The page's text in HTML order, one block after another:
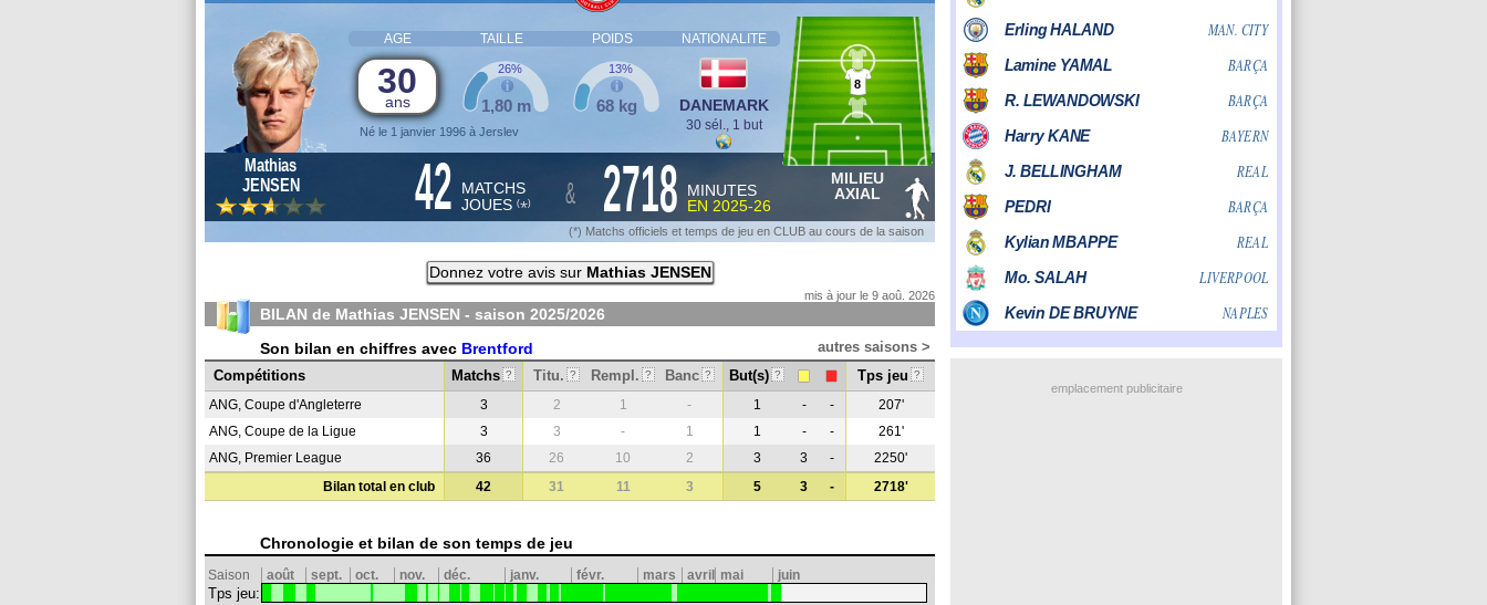
AGE TAILLE POIDS NATIONALITE
30
ans
Né le 1 janvier 1996 à Jerslev
1,80 m
26%
68 kg
13%
DANEMARK
30 sél., 1 but
8
Mathias
JENSEN
42 MATCHS
JOUES (*) & 2718
MINUTES
EN 2025-26
MILIEU
AXIAL
(*) Matchs officiels et temps de jeu en CLUB au cours de la saison
Donnez votre avis sur Mathias JENSEN
mis à jour le 9 aoû. 2026
BILAN de Mathias JENSEN - saison 2025/2026
Son bilan en chiffres avec Brentford
autres saisons >
Compétitions
Matchs ? Titu. ? Rempl. ? Banc ? But(s) ? Tps jeu ?
ANG, Coupe d'Angleterre 3 2 1 - 1 - -
207'
ANG, Coupe de la Ligue
3 3 - 1 1 - -
261'
ANG, Premier League
36 26 10 2 3 3 -
2250'
Bilan total en club
42 31 11 3 5 3 - 2718'
Chronologie et bilan de son temps de jeu
Saison août sept. oct. nov. déc. janv. févr. mars avril mai juin
Tps jeu:
emplacement publicitaire